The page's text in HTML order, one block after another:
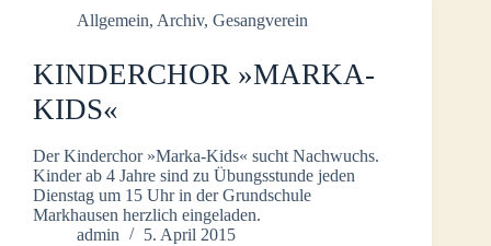
Allgemein, Archiv, Gesangverein
KINDERCHOR »MARKA-
KIDS«
Der Kinderchor »Marka-Kids« sucht Nachwuchs.
Kinder ab 4 Jahre sind zu Übungsstunde jeden
Dienstag um 15 Uhr in der Grundschule
Markhausen herzlich eingeladen.
admin
5. April 2015